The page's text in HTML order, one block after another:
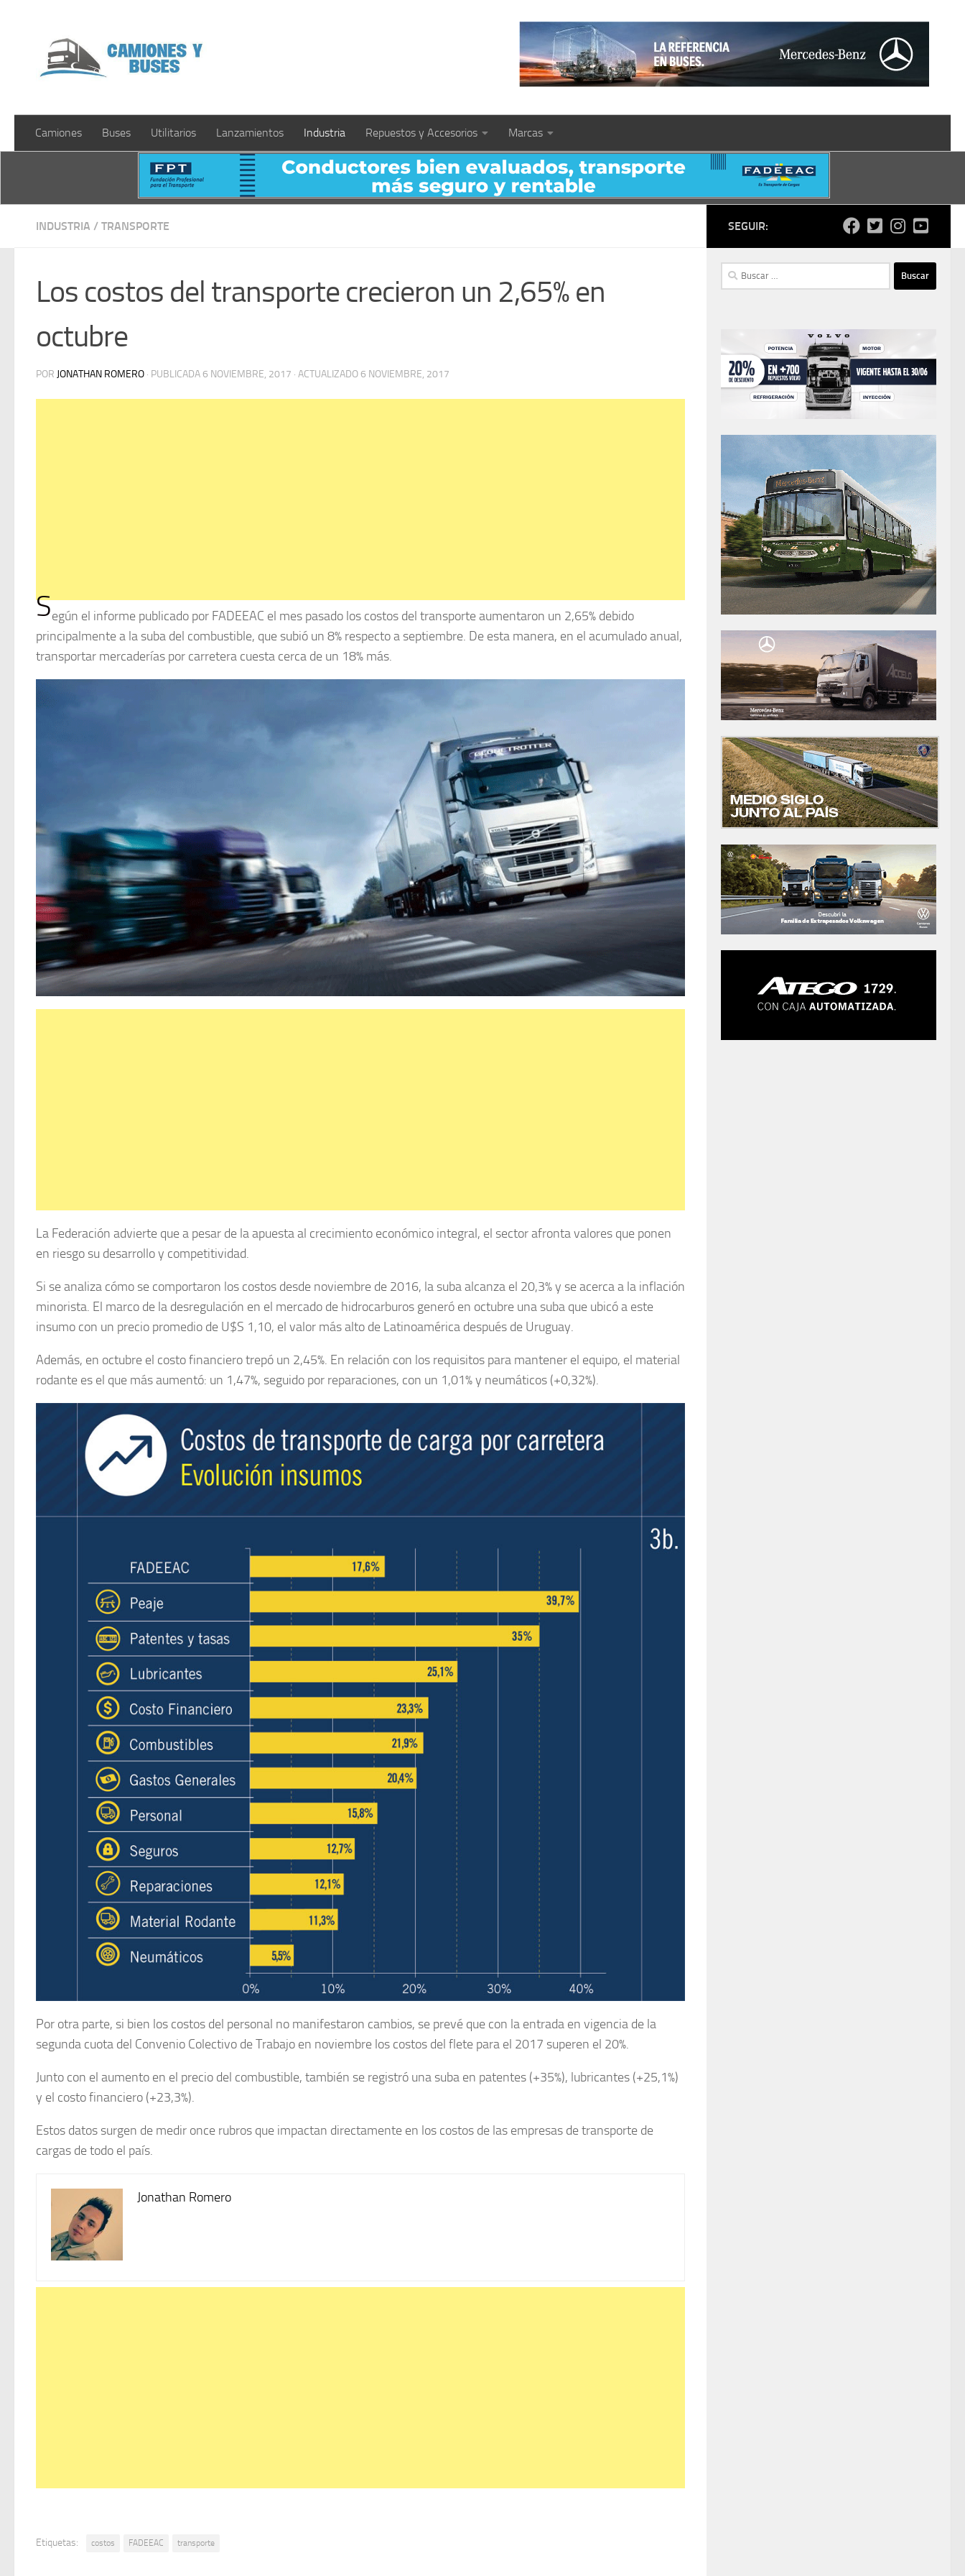
Camiones Buses Utilitarios Lanzamientos Industria Repuestos y Accesorios Marcas
INDUSTRIA / TRANSPORTE
Los costos del transporte crecieron un 2,65% en
octubre
POR JONATHAN ROMERO · PUBLICADA6 NOVIEMBRE, 2017 · ACTUALIZADO6 NOVIEMBRE, 2017
Según el informe publicado por FADEEAC el mes pasado los costos del transporte aumentaron un 2,65% debido
principalmente a la suba del combustible, que subió un 8% respecto a septiembre. De esta manera, en el acumulado anual,
transportar mercaderías por carretera cuesta cerca de un 18% más.
La Federación advierte que a pesar de la apuesta al crecimiento económico integral, el sector afronta valores que ponen
en riesgo su desarrollo y competitividad.
Si se analiza cómo se comportaron los costos desde noviembre de 2016, la suba alcanza el 20,3% y se acerca a la inflación
minorista. El marco de la desregulación en el mercado de hidrocarburos generó en octubre una suba que ubicó a este
insumo con un precio promedio de U$S 1,10, el valor más alto de Latinoamérica después de Uruguay.
Además, en octubre el costo financiero trepó un 2,45%. En relación con los requisitos para mantener el equipo, el material
rodante es el que más aumentó: un 1,47%, seguido por reparaciones, con un 1,01% y neumáticos (+0,32%).
Por otra parte, si bien los costos del personal no manifestaron cambios, se prevé que con la entrada en vigencia de la
segunda cuota del Convenio Colectivo de Trabajo en noviembre los costos del flete para el 2017 superen el 20%.
Junto con el aumento en el precio del combustible, también se registró una suba en patentes (+35%), lubricantes (+25,1%)
y el costo financiero (+23,3%).
Estos datos surgen de medir once rubros que impactan directamente en los costos de las empresas de transporte de
cargas de todo el país.
Jonathan Romero
Etiquetas: costos FADEEAC transporte
SEGUIR:
Buscar: